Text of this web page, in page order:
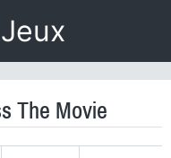
The Movie